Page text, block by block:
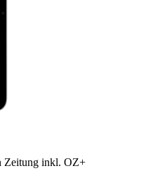
Zeitung inkl. OZ+